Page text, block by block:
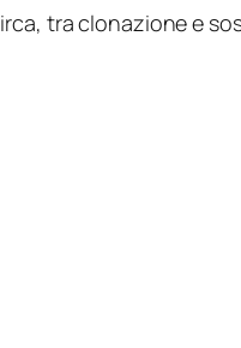
tra clonazione e